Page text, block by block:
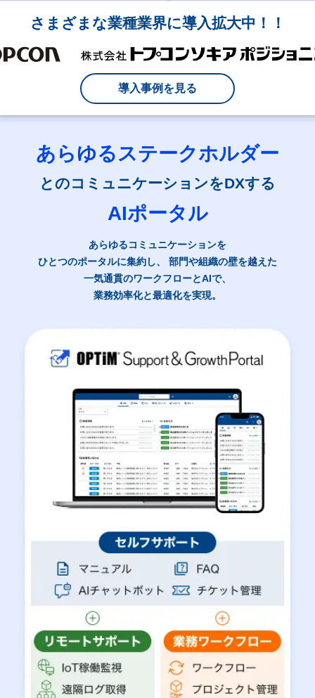
さまざまな業種業界に導入拡大中！！
導入事例を見る
あらゆるステークホルダー
とのコミュニケーションをDXする
AIポータル
あらゆるコミュニケーションを
ひとつのポータルに集約し、
部門や組織の壁を越えた
一気通貫のワークフローとAIで、
業務効率化と最適化を実現。